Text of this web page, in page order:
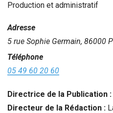
Production et administratif
Adresse
5 rue Sophie Germain, 86000
Téléphone
05 49 60 20 60
Directrice de la Publication :
Directeur de la Rédaction :